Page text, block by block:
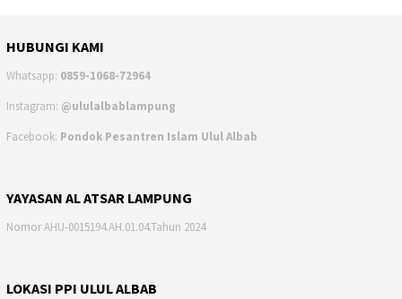
HUBUNGI KAMI
Whatsapp: 0859-1068-72964
Instagram: @ululalbablampung
Facebook: Pondok Pesantren Islam Ulul Albab
YAYASAN AL ATSAR LAMPUNG
Nomor AHU-0015194.AH.01.04.Tahun 2024
LOKASI PPI ULUL ALBAB